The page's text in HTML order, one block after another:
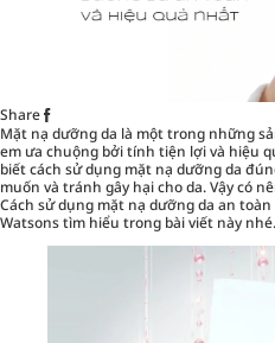
Share
Mặt nạ dưỡng da là một trong những
em ưa chuộng bởi tính tiện lợi và hiệu
biết cách sử dụng mặt nạ dưỡng da
muốn và tránh gây hại cho da. Vậy có
Cách sử dụng mặt nạ dưỡng da an
Watsons tìm hiểu trong bài viết này nhé.